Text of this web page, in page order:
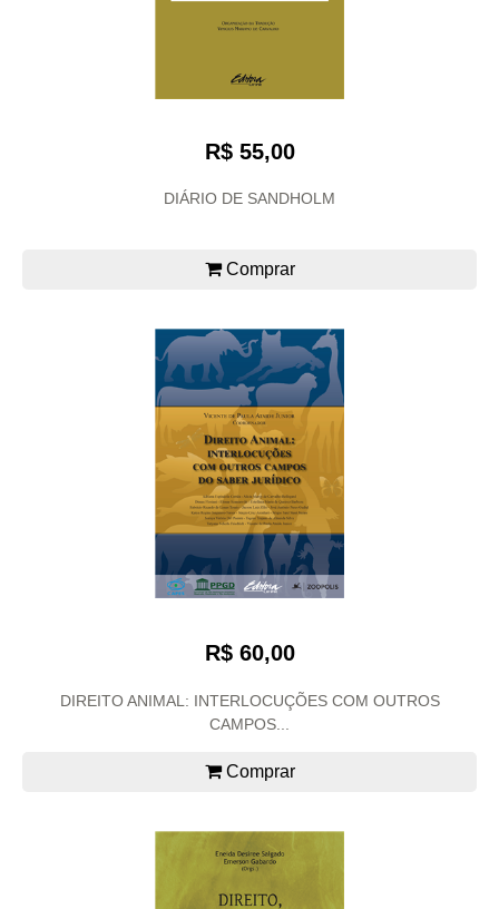
R$ 55,00
DIÁRIO DE SANDHOLM
Comprar
R$ 60,00
DIREITO ANIMAL: INTERLOCUÇÕES COM OUTROS
CAMPOS...
Comprar